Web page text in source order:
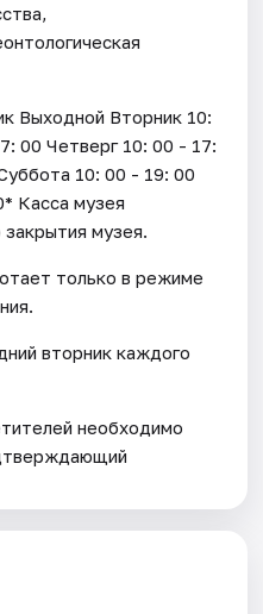
Выходной Вторник 10:
00 Четверг 10: 00 - 17:
10: 00 - 19: 00
Касса музея
закрытия музея.
только в режиме
вторник каждого
необходимо